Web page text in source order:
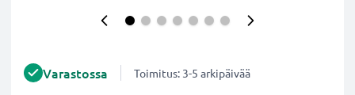
Varastossa Toimitus: 3-5 arkipäivää